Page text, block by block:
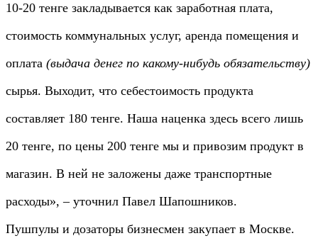
10-20 тенге закладывается как заработная плата,
стоимость коммунальных услуг, аренда помещения и
оплата (выдача денег по какому-нибудь обязательству)
сырья. Выходит, что себестоимость продукта
составляет 180 тенге. Наша наценка здесь всего лишь
20 тенге, по цены 200 тенге мы и привозим продукт в
магазин. В ней не заложены даже транспортные
расходы», – уточнил Павел Шапошников.
Пушпулы и дозаторы бизнесмен закупает в Москве.